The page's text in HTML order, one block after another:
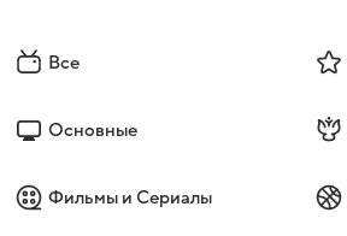
Все
Основные
Фильмы и Сериалы